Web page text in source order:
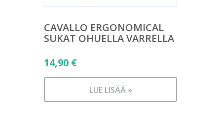
CAVALLO ERGONOMICAL
SUKAT OHUELLA VARRELLA
14,90 €
LUE LISÄÄ »